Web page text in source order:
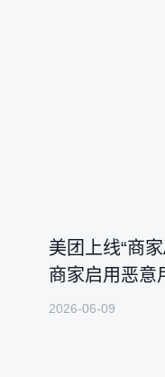
美团上线“商
商家启用恶意
2026-06-09